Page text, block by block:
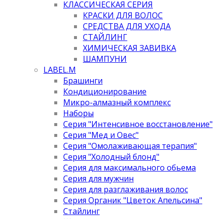
КЛАССИЧЕСКАЯ СЕРИЯ
КРАСКИ ДЛЯ ВОЛОС
СРЕДСТВА ДЛЯ УХОДА
СТАЙЛИНГ
ХИМИЧЕСКАЯ ЗАВИВКА
ШАМПУНИ
LABEL.M
Брашинги
Кондиционирование
Микро-алмазный комплекс
Наборы
Серия "Интенсивное восстановление"
Серия "Мед и Овес"
Серия "Омолаживающая терапия"
Серия "Холодный блонд"
Серия для максимального обьема
Серия для мужчин
Серия для разглаживания волос
Серия Органик "Цветок Апельсина"
Стайлинг